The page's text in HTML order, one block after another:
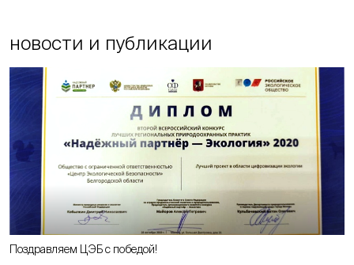
новости и публикации
Поздравляем ЦЭБ с победой!